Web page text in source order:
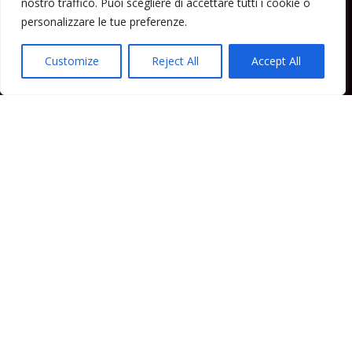
personalizzare le tue preferenze.
Customize Reject All Accept All
Lipari News
Cronaca Lipari
Politica Lipari
Cultura Lipari